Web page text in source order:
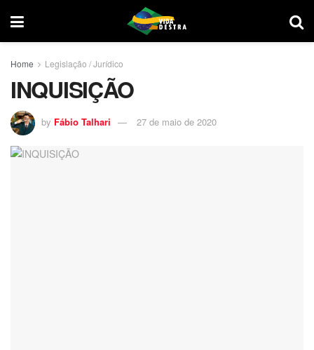
Home Legislação / Jurídico
INQUISIÇÃO
by Fábio Talhari 27 de maio de 2020